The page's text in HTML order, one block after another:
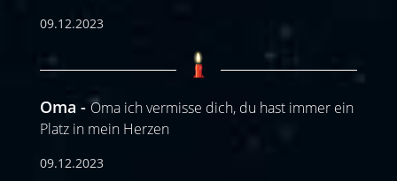
09.12.2023
Oma
Oma ich vermisse dich, du hast immer ein
Platz in mein Herzen
09.12.2023